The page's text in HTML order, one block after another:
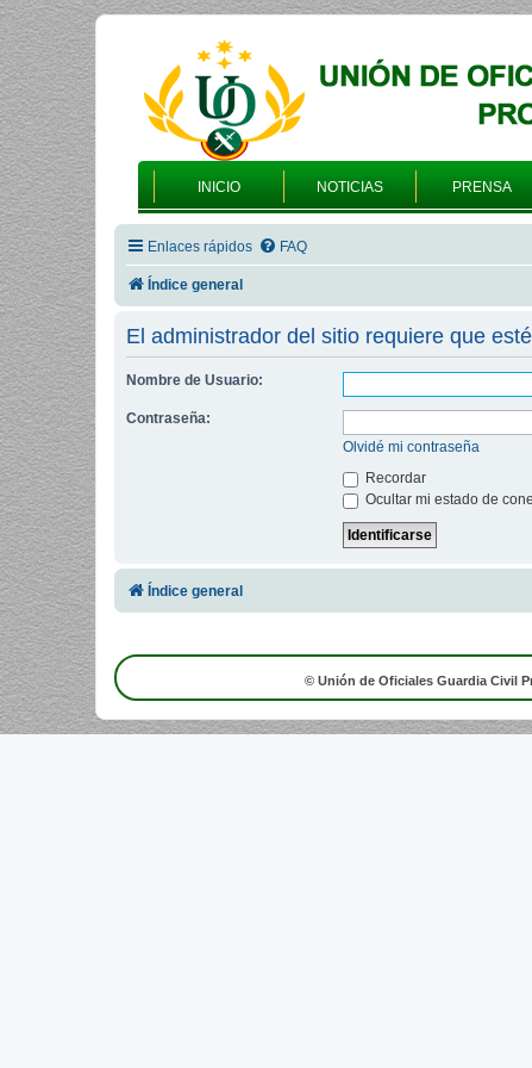
INICIO NOTICIAS PRENSA
Enlaces rápidos FAQ
Índice general
El administrador del sitio requiere que
Nombre de Usuario:
Contraseña:
Olvidé mi contraseña
Recordar
Ocultar mi estado de
Índice general
© Unión de Oficiales Guardia Civil